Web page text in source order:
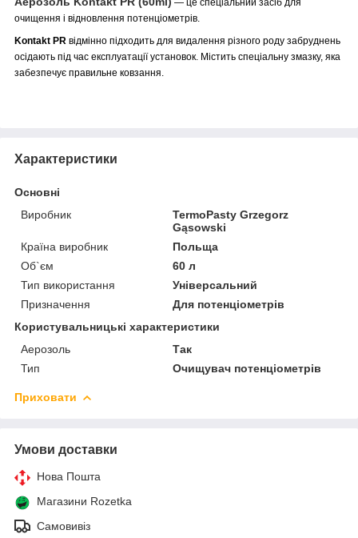
очищення і відновлення потенціометрів.
Kontakt PR відмінно підходить для видалення різного роду забруднень
осідають під час експлуатації установок. Містить спеціальну змазку, яка
забезпечує правильне ковзання.
Характеристики
Основні
Виробник
TermoPasty Grzegorz
Gąsowski
Країна виробник
Польща
Об`єм
60 л
Тип використання
Універсальний
Призначення
Для потенціометрів
Користувальницькі характеристики
Аерозоль
Так
Тип
Очищувач потенціометрів
Приховати
Умови доставки
Нова Пошта
Магазини Rozetka
Самовивіз